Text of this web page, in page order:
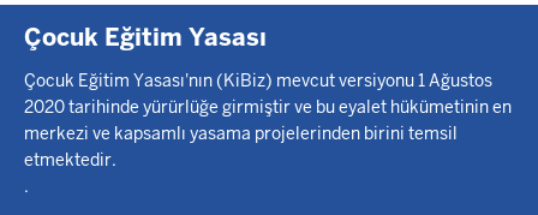
Çocuk Eğitim Yasası
Çocuk Eğitim Yasası'nın (KiBiz) mevcut versiyonu 1 Ağustos
2020 tarihinde yürürlüğe girmiştir ve bu eyalet hükümetinin en
merkezi ve kapsamlı yasama projelerinden birini temsil
etmektedir.
.